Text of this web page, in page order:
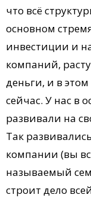
что всё
основном
инвестиции и
компаний,
деньги, и в этом
сейчас. У нас в
развивали на
Так
компании (вы
называемый
строит дело